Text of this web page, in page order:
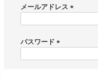
メールアドレス
)
パスワード